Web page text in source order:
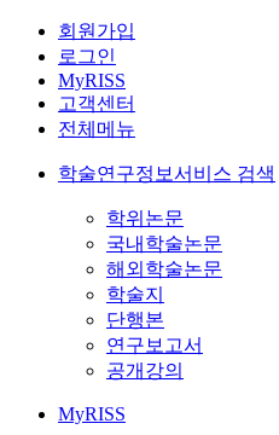
회원가입
로그인
MyRISS
고객센터
전체메뉴
학술연구정보서비스 검색
학위논문
국내학술논문
해외학술논문
학술지
단행본
연구보고서
공개강의
MyRISS